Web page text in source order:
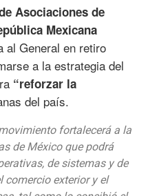
Asociaciones de
Mexicana
al General en retiro
a la estrategia del
“reforzar la
del país.
fortalecerá a la
de México que podrá
de sistemas y de
comercio exterior y el